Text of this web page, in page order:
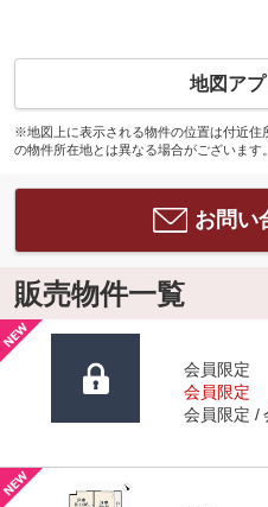
地図アプ
※地図上に表示される物件の位置は付近住
の物件所在地とは異なる場合がございます。
お問い
販売物件一覧
会員限定
会員限定
会員限定